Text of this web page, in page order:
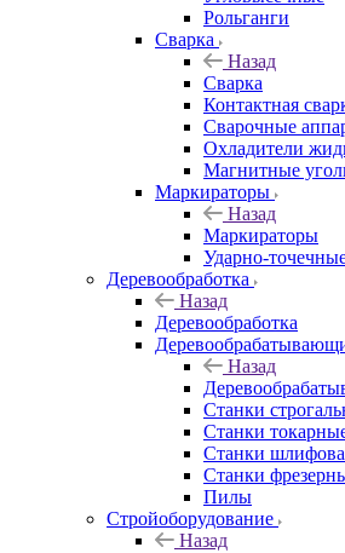
Рольганги
Сварка
Назад
Сварка
Контактная
Сварочные
Охладители
Магнитные
Маркираторы
Назад
Маркираторы
Ударно-
Деревообработка
Назад
Деревообработка
Назад
Станки
Станки
Станки
Станки
Пилы
Стройоборудование
Назад